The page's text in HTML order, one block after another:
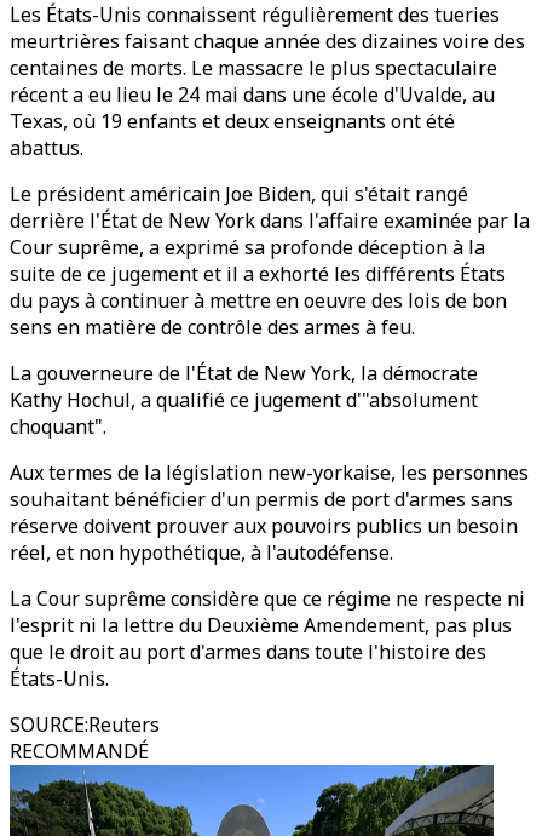
Les États-Unis connaissent régulièrement des tueries
meurtrières faisant chaque année des dizaines voire des
centaines de morts. Le massacre le plus spectaculaire
récent a eu lieu le 24 mai dans une école d'Uvalde, au
Texas, où 19 enfants et deux enseignants ont été
abattus.
Le président américain Joe Biden, qui s'était rangé
derrière l'État de New York dans l'affaire examinée par la
Cour suprême, a exprimé sa profonde déception à la
suite de ce jugement et il a exhorté les différents États
du pays à continuer à mettre en oeuvre des lois de bon
sens en matière de contrôle des armes à feu.
La gouverneure de l'État de New York, la démocrate
Kathy Hochul, a qualifié ce jugement d'"absolument
choquant".
Aux termes de la législation new-yorkaise, les personnes
souhaitant bénéficier d'un permis de port d'armes sans
réserve doivent prouver aux pouvoirs publics un besoin
réel, et non hypothétique, à l'autodéfense.
La Cour suprême considère que ce régime ne respecte ni
l'esprit ni la lettre du Deuxième Amendement, pas plus
que le droit au port d'armes dans toute l'histoire des
États-Unis.
SOURCE:Reuters
RECOMMANDÉ